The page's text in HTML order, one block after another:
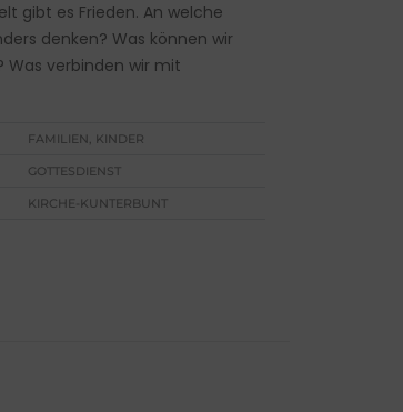
gibt es Frieden. An welche
denken? Was können wir
Was verbinden wir mit
FAMILIEN, KINDER
GOTTESDIENST
KIRCHE-KUNTERBUNT